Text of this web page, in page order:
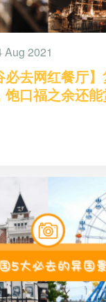
Aug 2021
必去网红餐厅
饱口福之余还